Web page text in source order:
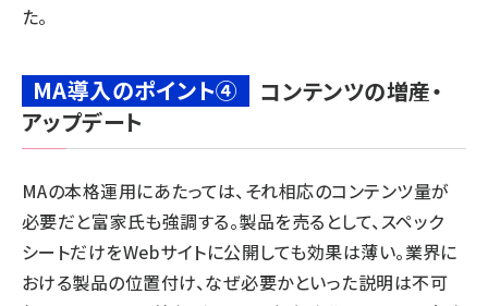
た。
MA導入のポイント④
コンテンツの増産・
アップデート
MAの本格運用にあたっては、それ相応のコンテンツ量が
必要だと富家氏も強調する。製品を売るとして、スペック
シートだけをWebサイトに公開しても効果は薄い。業界に
おける製品の位置付け、なぜ必要かといった説明は不可